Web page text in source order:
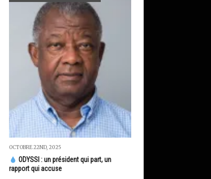
OCTOBRE 22ND, 2025
ODYSSI : un président qui part, un
rapport qui accuse